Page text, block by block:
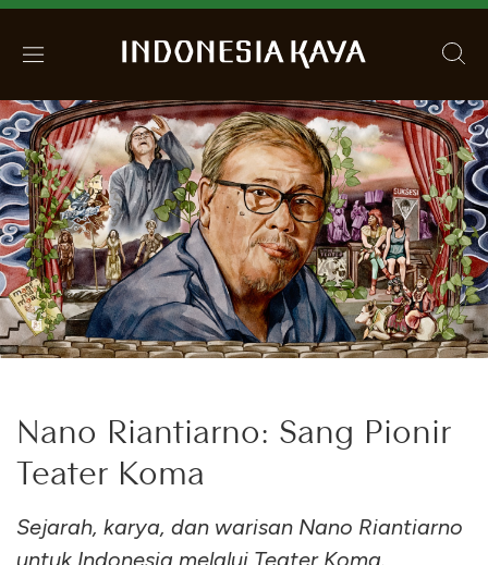
Nano Riantiarno: Sang Pionir
Teater Koma
Sejarah, karya, dan warisan Nano Riantiarno
untuk Indonesia melalui Teater Koma.